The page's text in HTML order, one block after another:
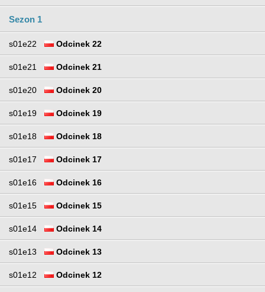
Sezon 1
s01e22 Odcinek 22
s01e21 Odcinek 21
s01e20 Odcinek 20
s01e19 Odcinek 19
s01e18 Odcinek 18
s01e17 Odcinek 17
s01e16 Odcinek 16
s01e15 Odcinek 15
s01e14 Odcinek 14
s01e13 Odcinek 13
s01e12 Odcinek 12